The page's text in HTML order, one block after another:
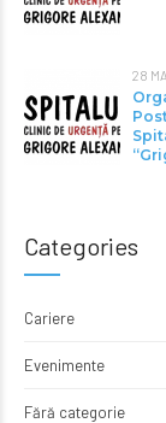
28
Categories
Cariere
Evenimente
Fără categorie